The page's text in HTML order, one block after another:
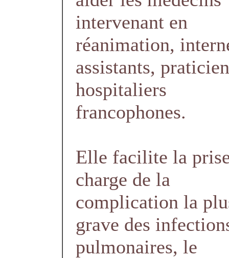
intervenant en
réanimation,
assistants,
hospitaliers
francophones.
Elle facilite la
charge de la
complication la
grave des
pulmonaires, le